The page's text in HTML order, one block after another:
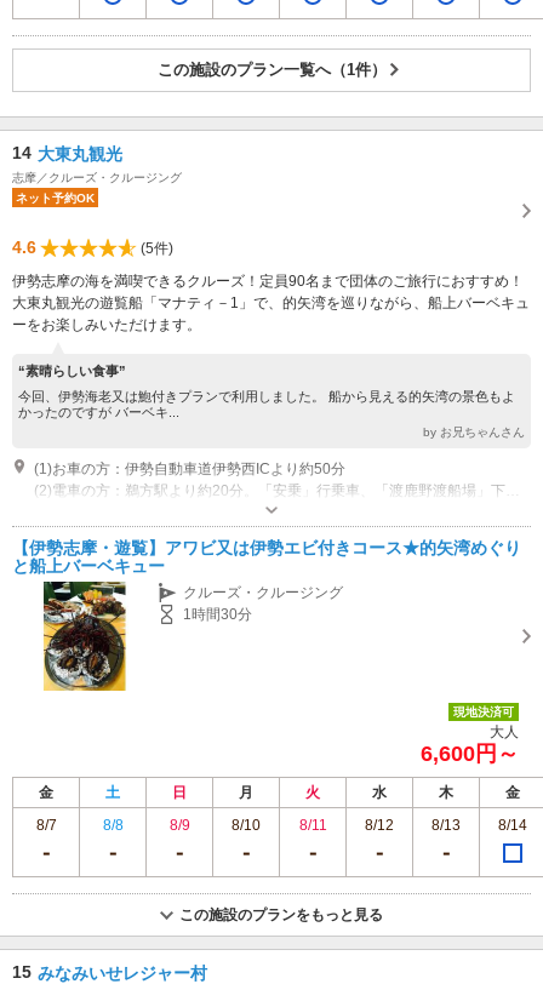
この施設のプラン一覧へ（1件）
14 大東丸観光
志摩／クルーズ・クルージング
ネット予約OK
4.6
(5件)
伊勢志摩の海を満喫できるクルーズ！定員90名まで団体のご旅行におすすめ！
大東丸観光の遊覧船「マナティ－1」で、的矢湾を巡りながら、船上バーベキュ
ーをお楽しみいただけます。
“素晴らしい食事”
今回、伊勢海老又は鮑付きプランで利用しました。 船から見える的矢湾の景色もよ
かったのですが バーベキ...
by お兄ちゃんさん
(1)お車の方：伊勢自動車道伊勢西ICより約50分
【伊勢志摩・遊覧】アワビ又は伊勢エビ付きコース★的矢湾めぐり
と船上バーベキュー
クルーズ・クルージング
1時間30分
現地決済可
大人
6,600円～
金 土 日 月 火 水 木
金
8/7
8/8 8/9 8/10 8/11 8/12 8/13 8/14
この施設のプランをもっと見る
15 みなみいせレジャー村